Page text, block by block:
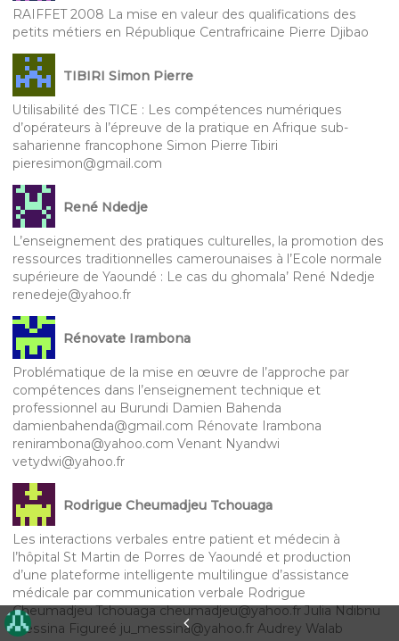
RAIFFET 2008 La mise en valeur des qualifications des
petits métiers en République Centrafricaine Pierre Djibao
TIBIRI Simon Pierre
Utilisabilité des TICE : Les compétences numériques
d’opérateurs à l’épreuve de la pratique en Afrique sub-
saharienne francophone Simon Pierre Tibiri
pieresimon@gmail.com
René Ndedje
L’enseignement des pratiques culturelles, la promotion des
ressources traditionnelles camerounaises à l’Ecole normale
supérieure de Yaoundé : Le cas du ghomala’ René Ndedje
renedeje@yahoo.fr
Rénovate Irambona
Problématique de la mise en œuvre de l’approche par
compétences dans l’enseignement technique et
professionnel au Burundi Damien Bahenda
damienbahenda@gmail.com Rénovate Irambona
renirambona@yahoo.com Venant Nyandwi
vetydwi@yahoo.fr
Rodrigue Cheumadjeu Tchouaga
Les interactions verbales entre patient et médecin à
l’hôpital St Martin de Porres de Yaoundé et production
d’une plateforme intelligente multilingue d’assistance
médicale par communication verbale Rodrigue
Cheumadjeu Tchouaga cheumadjeu@yahoo.fr Julia Ndibnu
Messina Figureé ju_messina@yahoo.fr Audrey Walab